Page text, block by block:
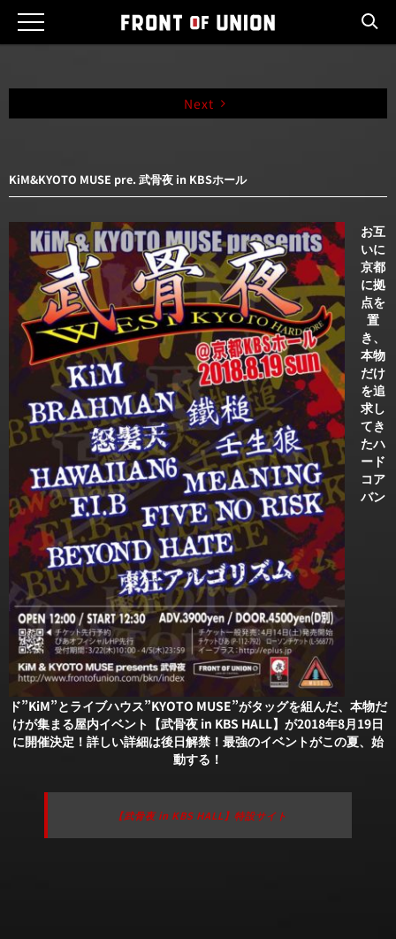
Skip
Next
KiM&KYOTO MUSE pre. 武骨夜 in KBSホール
お互
いに
京都
に拠
点を
置
き、
本物
だけ
を追
求し
てき
たハ
ード
コア
バン
ド”KiM”とライブハウス”KYOTO MUSE”がタッグを組んだ、本物だ
けが集まる屋内イベント【武骨夜 in KBS HALL】が2018年8月19日
に開催決定！詳しい詳細は後日解禁！最強のイベントがこの夏、始
動する！
【武骨夜 in KBS HALL】特設サイト